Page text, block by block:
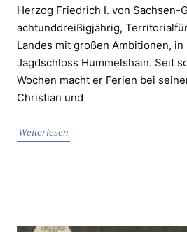
Herzog Friedrich I. von Sachsen-
achtunddreißigjährig,
Landes mit großen Ambitionen, in
Jagdschloss Hummelshain. Seit
Wochen macht er Ferien bei
Christian und
Weiterlesen